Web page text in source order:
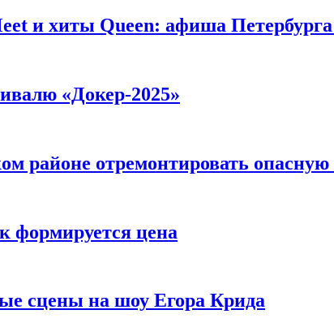
и хиты Queen: афиша
«Докер-2025»
районе отремонтировать
формируется цена
сцены на шоу Егора Крида